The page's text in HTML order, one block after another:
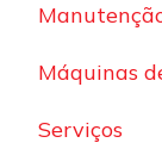
Máquinas
Serviços